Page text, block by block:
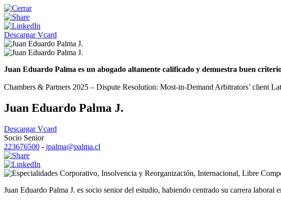
Descargar Vcard
Juan Eduardo Palma es un abogado altamente calificado y demuestra buen
Chambers & Partners 2025 – Dispute Resolution: Most-in-Demand Arbitrators’ client
Juan Eduardo Palma J.
Descargar Vcard
Socio Senior
223676500 - jpalma@palma.cl
Corporativo, Insolvencia y Reorganización, Internacional, Libre
Juan Eduardo Palma J. es socio senior del estudio, habiendo centrado su carrera